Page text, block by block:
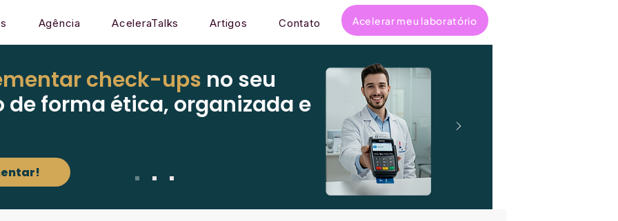
Agência AceleraTalks Artigos Contato Acelerar meu laboratório
check-ups no seu
de forma ética, organizada e